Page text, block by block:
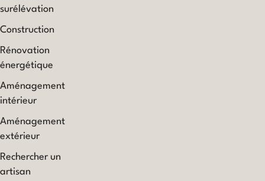
surélévation
Construction
Rénovation
énergétique
Aménagement
intérieur
Aménagement
extérieur
Rechercher un
artisan